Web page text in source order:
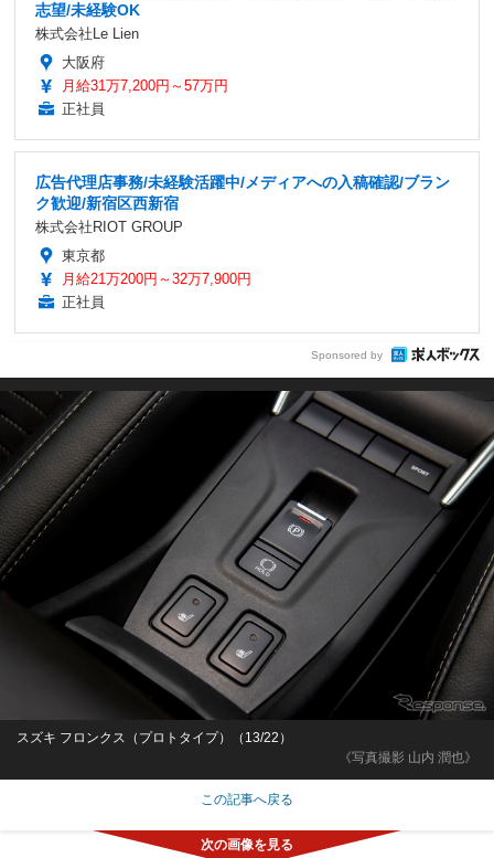
志望/未経験OK
株式会社Le Lien
大阪府
月給31万7,200円～57万円
正社員
広告代理店事務/未経験活躍中/メディアへの入稿確認/ブラン
ク歓迎/新宿区西新宿
株式会社RIOT GROUP
東京都
月給21万200円～32万7,900円
正社員
Sponsored by
《写真撮影 山内 潤也》
スズキ フロンクス（プロトタイプ）（13/22）
この記事へ戻る